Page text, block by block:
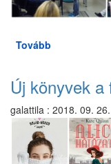
Tovább
októberben
is!)
Új könyvek
galattila : 2018. 09.